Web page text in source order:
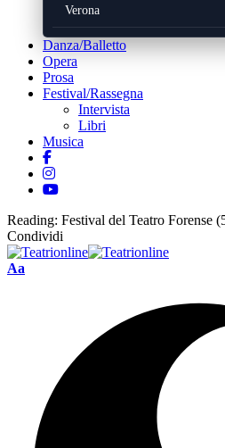
Verona
Danza/Balletto
Opera
Prosa
Festival/Rassegna
Intervista
Libri
Musica
Reading: Festival del Teatro Forense
Condividi
Font
Aa